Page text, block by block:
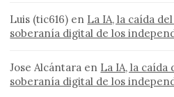
Luis (tic616) en La IA, la caída
soberanía digital de los
Jose Alcántara en La IA, la caída
soberanía digital de los